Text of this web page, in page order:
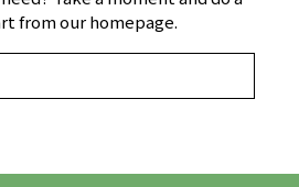
fromour homepage.